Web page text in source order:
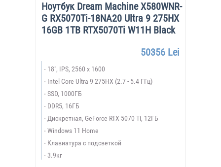
Ноутбук Dream Machine X580WNR-
G RX5070Ti-18NA20 Ultra 9 275HX
16GB 1TB RTX5070Ti W11H Black
50356 Lei
18", IPS, 2560 x 1600
Intel Core Ultra 9 275HX (2.7 - 5.4 ГГц)
SSD, 1000ГБ
DDR5, 16ГБ
Дискретная, GeForce RTX 5070 Ti, 12ГБ
Windows 11 Home
Клавиатура с подсветкой
3.9кг